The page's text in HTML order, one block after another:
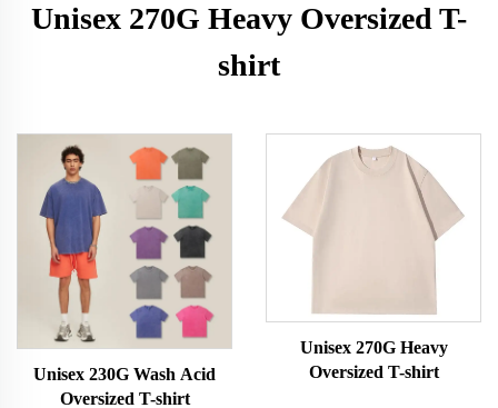
Unisex 270G Heavy Oversized T-
shirt
Unisex 230G Wash Acid
Oversized T-shirt
Unisex 270G Heavy
Oversized T-shirt